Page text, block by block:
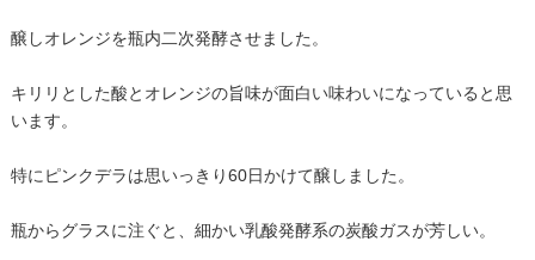
醸しオレンジを瓶内二次発酵させました。
キリリとした酸とオレンジの旨味が面白い味わいになっていると思
います。
特にピンクデラは思いっきり60日かけて醸しました。
瓶からグラスに注ぐと、細かい乳酸発酵系の炭酸ガスが芳しい。